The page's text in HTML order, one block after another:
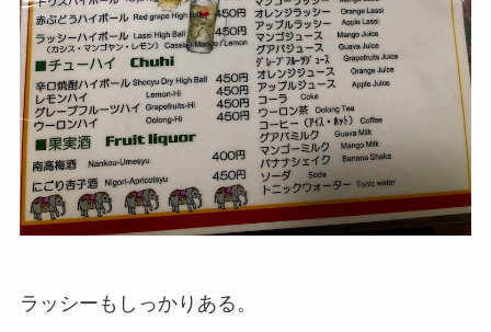
ラッシーもしっかりある。